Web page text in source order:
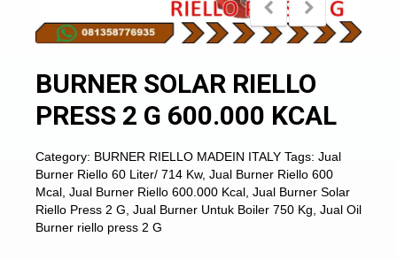
BURNER SOLAR RIELLO
PRESS 2 G 600.000 KCAL
Category: BURNER RIELLO MADEIN ITALY Tags: Jual
Burner Riello 60 Liter/ 714 Kw, Jual Burner Riello 600
Mcal Jual Burner Riello 600.000 Kcal Jual Burner Solar
Riello Press 2 G Jual Burner Untuk Boiler 750 Kg Jual Oil
Burner riello press 2 G